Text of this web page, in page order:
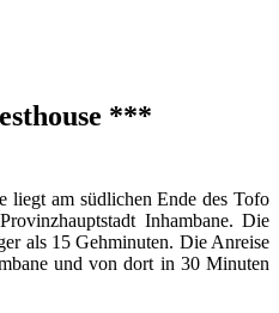
***
liegt am südlichen Ende des Tofo
Inhambane. Die
als 15 Gehminuten. Die Anreise
und von dort in 30 Minuten